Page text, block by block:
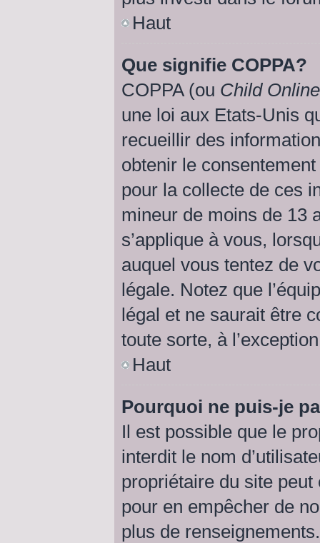
Haut
Que signifie COPPA?
COPPA (ou Child
une loi aux Etats-Unis
recueillir des
obtenir le consentement
pour la collecte de ces
mineur de moins de 13
s’applique à vous,
auquel vous tentez de
légale. Notez que
légal et ne saurait être
toute sorte, à
Haut
Pourquoi ne puis-je
Il est possible que le
interdit le nom
propriétaire du site peut
pour en empêcher de
plus de renseignements.